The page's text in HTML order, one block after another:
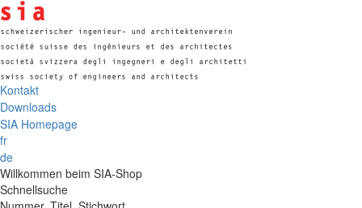
Kontakt
Downloads
SIA Homepage
fr
de
Willkommen beim SIA-Shop
Schnellsuche